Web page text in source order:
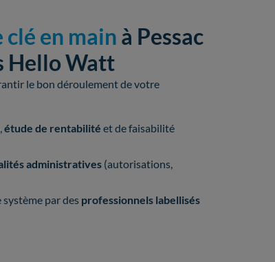
en main à Pessac
Hello Watt
le bon déroulement de votre
étude de rentabilité et de faisabilité
administratives (autorisations,
par des professionnels labellisés